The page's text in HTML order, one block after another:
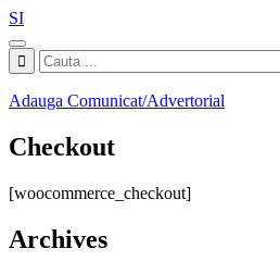
SI
Adauga Comunicat/Advertorial
Checkout
[woocommerce_checkout]
Archives